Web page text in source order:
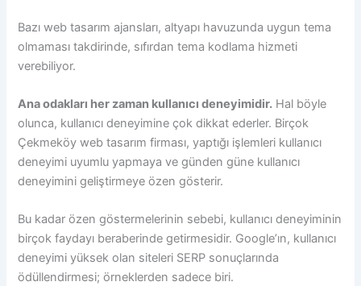
Bazı web tasarım ajansları, altyapı havuzunda uygun tema
olmaması takdirinde, sıfırdan tema kodlama hizmeti
verebiliyor.
Ana odakları her zaman kullanıcı deneyimidir. Hal böyle
olunca, kullanıcı deneyimine çok dikkat ederler. Birçok
Çekmeköy web tasarım firması, yaptığı işlemleri kullanıcı
deneyimi uyumlu yapmaya ve günden güne kullanıcı
deneyimini geliştirmeye özen gösterir.
Bu kadar özen göstermelerinin sebebi, kullanıcı deneyiminin
birçok faydayı beraberinde getirmesidir. Google’ın, kullanıcı
deneyimi yüksek olan siteleri SERP sonuçlarında
ödüllendirmesi; örneklerden sadece biri.